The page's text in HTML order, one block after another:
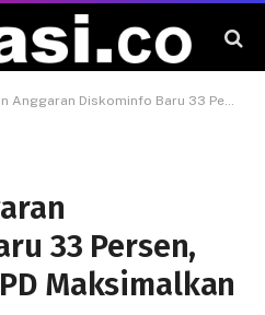
Diskominfo Baru 33 Persen, DPRD Minta OPD Maksimalkan Kinerja
33 Persen,
Maksimalkan